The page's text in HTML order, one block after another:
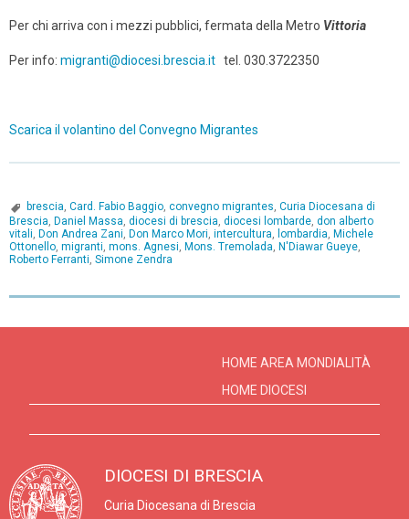
Per chi arriva con i mezzi pubblici, fermata della Metro Vittoria
Per info: migranti@diocesi.brescia.it tel. 030.3722350
Scarica il volantino del Convegno Migrantes
brescia, Card. Fabio Baggio, convegno migrantes, Curia Diocesana di
Brescia, Daniel Massa, diocesi di brescia, diocesi lombarde, don alberto
vitali, Don Andrea Zani, Don Marco Mori, intercultura, lombardia, Michele
Ottonello, migranti, mons. Agnesi, Mons. Tremolada, N'Diawar Gueye,
Roberto Ferranti, Simone Zendra
i
DIOCESI DI BRESCIA
Curia Diocesana di Brescia
HOME AREA MONDIALITÀ
HOME DIOCESI